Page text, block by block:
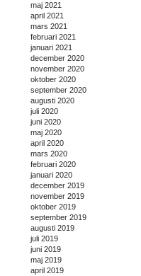
maj 2021
april 2021
mars 2021
februari 2021
januari 2021
december 2020
november 2020
oktober 2020
september 2020
augusti 2020
juli 2020
juni 2020
maj 2020
april 2020
mars 2020
februari 2020
januari 2020
december 2019
november 2019
oktober 2019
september 2019
augusti 2019
juli 2019
juni 2019
maj 2019
april 2019